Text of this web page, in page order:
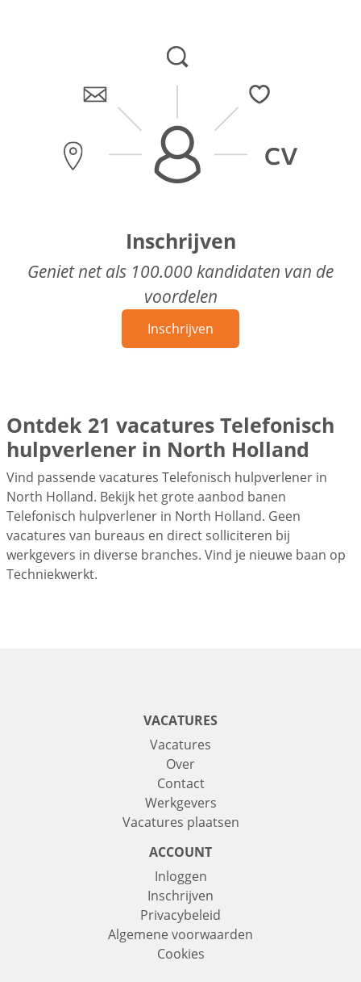
Inschrijven
Geniet net als 100.000 kandidaten van de
voordelen
Inschrijven
Ontdek 21 vacatures Telefonisch
hulpverlener in North Holland
Vind passende vacatures Telefonisch hulpverlener in
North Holland. Bekijk het grote aanbod banen
Telefonisch hulpverlener in North Holland. Geen
vacatures van bureaus en direct solliciteren bij
werkgevers in diverse branches. Vind je nieuwe baan op
Techniekwerkt.
VACATURES
Vacatures
Over
Contact
Werkgevers
Vacatures plaatsen
ACCOUNT
Inloggen
Inschrijven
Privacybeleid
Algemene voorwaarden
Cookies